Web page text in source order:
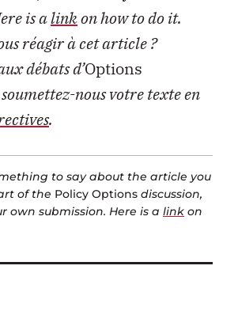
is alinkon how to do it.
réagir à cet article ?
débats d’Options
nous votre texte en
.
to say about the article you
of the Policy Options discussion,
own submission. Here is a link on